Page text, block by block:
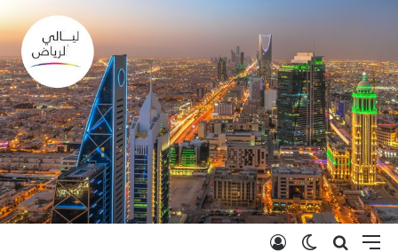
القائمة بحث عنالوضع المظلم